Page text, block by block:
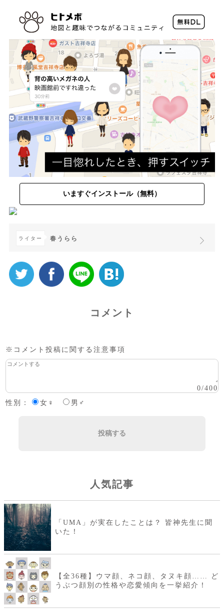
いますぐインストール（無料）
ライター 春うらら
コメント
※コメント投稿に関する注意事項
0/400
性別：
女♀ 男♂
投稿する
人気記事
「UMA」が実在したことは？ 皆神先生に聞
いた！
【全36種】ウマ顔、ネコ顔、タヌキ顔…… ど
うぶつ顔別の性格や恋愛傾向を一挙紹介！